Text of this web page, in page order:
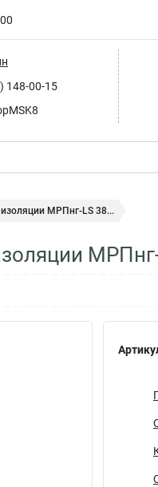
148-00-15
МРПнг-LS 38...